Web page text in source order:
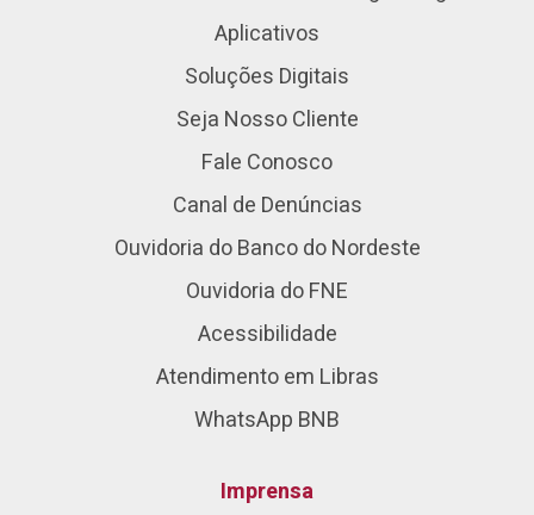
Aplicativos
Soluções Digitais
Seja Nosso Cliente
Fale Conosco
Canal de Denúncias
Ouvidoria do Banco do Nordeste
Ouvidoria do FNE
Acessibilidade
Atendimento em Libras
WhatsApp BNB
Imprensa